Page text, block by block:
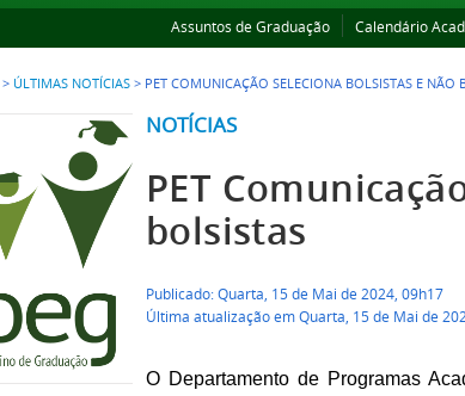
Assuntos de Graduação Calendário
> ÚLTIMAS NOTÍCIAS > PET COMUNICAÇÃO SELECIONA BOLSISTAS E NÃO
NOTÍCIAS
PET
bolsistas
Publicado: Quarta, 15 de Mai de 2024, 09h17
Última atualização em Quarta, 15 de Mai de
O Departamento de Programas